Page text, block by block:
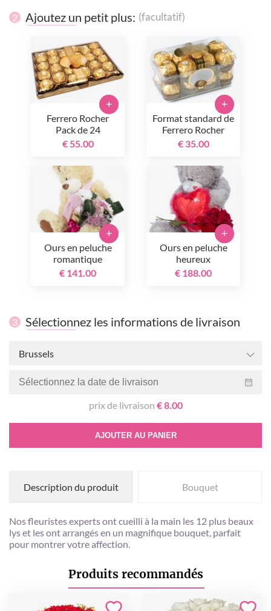
2 Ajoutez un petit plus: (facultatif)
Ferrero Rocher
Pack de 24
€ 55.00
+
Format standard de
Ferrero Rocher
€ 35.00
+
Ours en peluche
romantique
€ 141.00
+
Ours en peluche
heureux
€ 188.00
+
3 Sélectionnez les informations de livraison
Brussels
prix de livraison € 8.00
AJOUTER AU PANIER
Description du produit Bouquet
Nos fleuristes experts ont cueilli à la main les 12 plus beaux
lys et les ont arrangés en un magnifique bouquet, parfait
pour montrer votre affection.
Produits recommandés